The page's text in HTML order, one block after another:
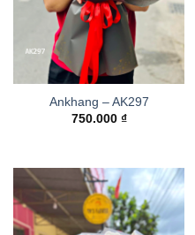
Ankhang – AK297
750.000 ₫